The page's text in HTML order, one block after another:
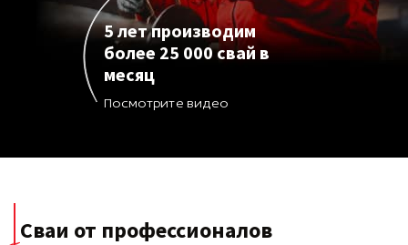
5 лет производим
более 25 000 свай в
месяц
Посмотрите видео
Сваи от профессионалов